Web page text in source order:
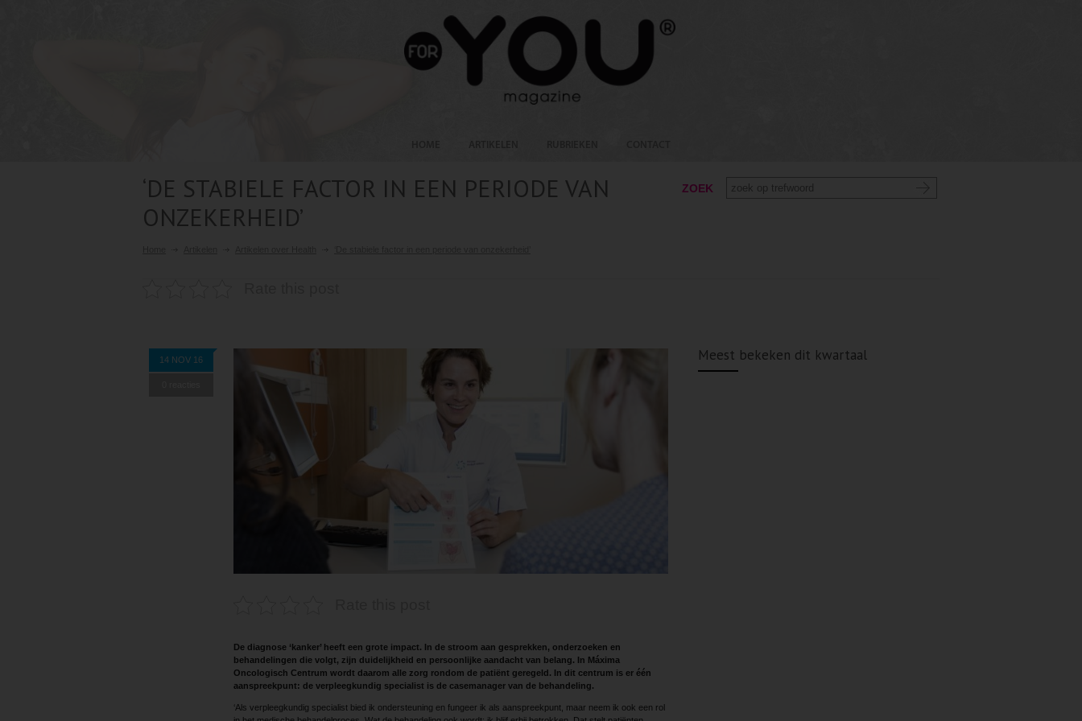
‘DE STABIELE FACTOR IN EEN PERIODE VAN
ONZEKERHEID’
ZOEK
14 NOV 16
De diagnose ‘kanker’ heeft een grote impact. In de stroom aan gesprekken, onderzoeken en
behandelingen die volgt, zijn duidelijkheid en persoonlijke aandacht van belang. In Máxima
Oncologisch Centrum wordt daarom alle zorg rondom de patiënt geregeld. In dit centrum is er één
aanspreekpunt: de verpleegkundig specialist is de casemanager van de behandeling.
‘Als verpleegkundig specialist bied ik ondersteuning en ­fungeer ik als aanspreekpunt, maar neem ik ook een rol
Meest bekeken dit kwartaal